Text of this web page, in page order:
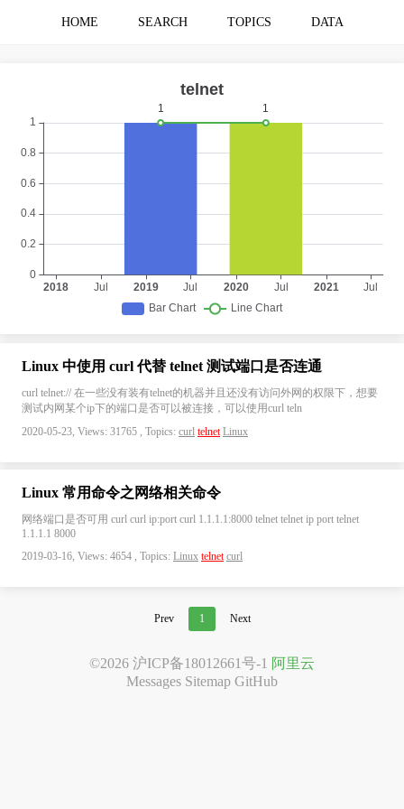
HOME SEARCH TOPICS DATA
Linux 中使用 curl 代替 telnet 测试端口是否连通
curl telnet:// 在一些没有装有telnet的机器并且还没有访问外网的权限下，想要
测试内网某个ip下的端口是否可以被连接，可以使用curl teln
2020-05-23, Views: 31765 , Topics: curl telnet Linux
Linux 常用命令之网络相关命令
网络端口是否可用 curl curl ip:port curl 1.1.1.1:8000 telnet telnet ip port telnet
1.1.1.1 8000
2019-03-16, Views: 4654 , Topics: Linux telnet curl
Prev 1 Next
©2026 沪ICP备18012661号-1 阿里云
Messages Sitemap GitHub